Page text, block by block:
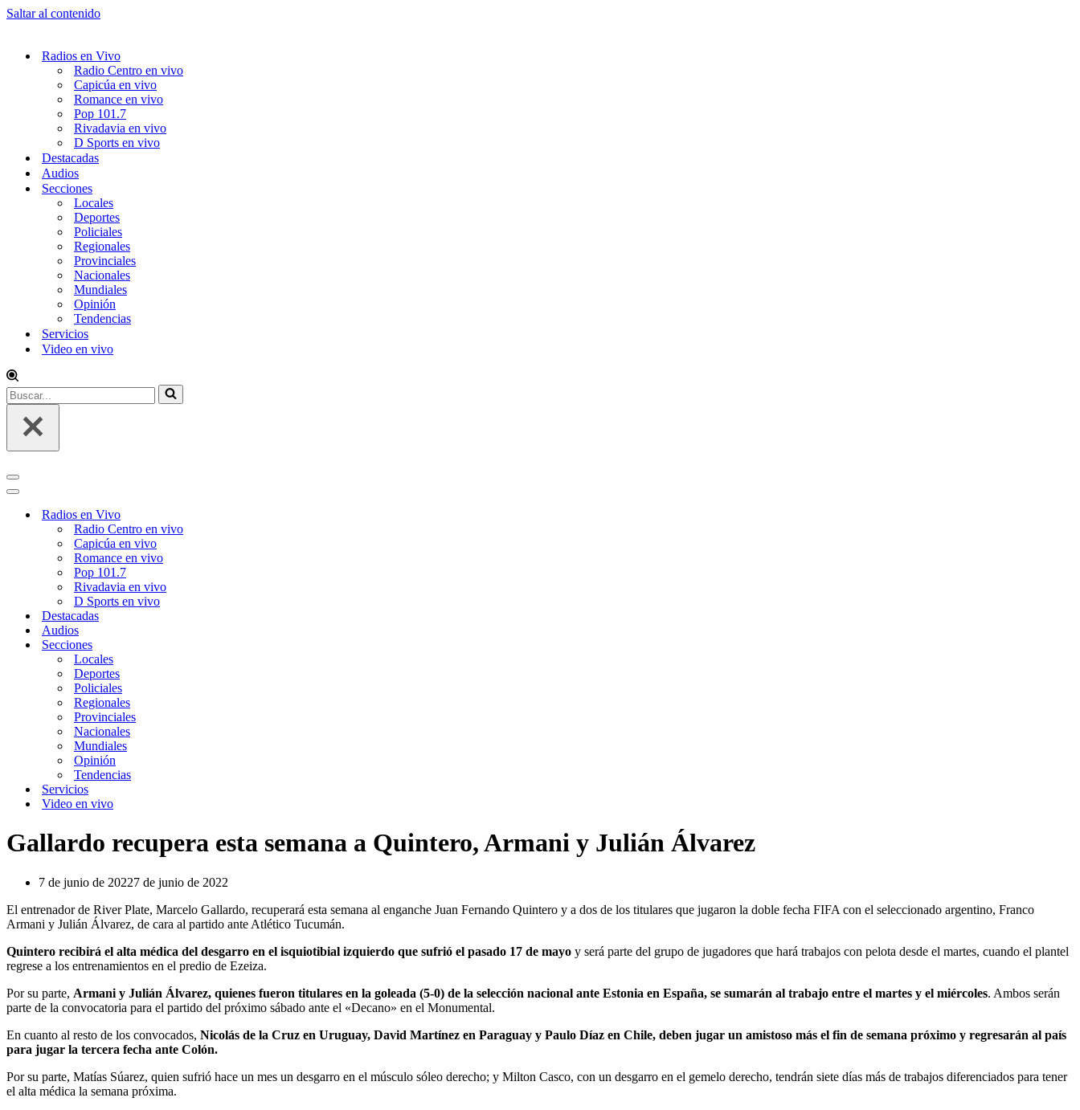
Saltar al contenido
Radios en Vivo
Radio Centro en vivo
Capicúa en vivo
Romance en vivo
Pop 101.7
Rivadavia en vivo
D Sports en vivo
Destacadas
Audios
Secciones
Locales
Deportes
Policiales
Regionales
Provinciales
Nacionales
Mundiales
Opinión
Tendencias
Servicios
Video en vivo
Buscar...
Menú
de
Menú
navegaciónRadios en Vivo
Radio Centro en vivo
Capicúa en vivo
Romance en vivo
Pop 101.7
Rivadavia en vivo
D Sports en vivo
Destacadas
Audios
Secciones
Locales
Deportes
Policiales
Regionales
Provinciales
Nacionales
Mundiales
Opinión
Tendencias
Servicios
Video en vivo
Gallardo recupera esta semana a Quintero, Armani y Julián Álvarez
7 de junio de 20227 de junio de 2022
El entrenador de River Plate, Marcelo Gallardo, recuperará esta semana al enganche Juan Fernando Quintero y a dos de los titulares que jugaron la doble fecha FIFA con el seleccionado argentino, Franco
Armani y Julián Álvarez, de cara al partido ante Atlético Tucumán.
Quintero recibirá el alta médica del desgarro en el isquiotibial izquierdo que sufrió el pasado 17 de mayo y será parte del grupo de jugadores que hará trabajos con pelota desde el martes, cuando el plantel
regrese a los entrenamientos en el predio de Ezeiza.
Por su parte, Armani y Julián Álvarez, quienes fueron titulares en la goleada (5-0) de la selección nacional ante Estonia en España, se sumarán al trabajo entre el martes y el miércoles. Ambos serán
parte de la convocatoria para el partido del próximo sábado ante el «Decano» en el Monumental.
En cuanto al resto de los convocados, Nicolás de la Cruz en Uruguay, David Martínez en Paraguay y Paulo Díaz en Chile, deben jugar un amistoso más el fin de semana próximo y regresarán al país
para jugar la tercera fecha ante Colón.
Por su parte, Matías Súarez, quien sufrió hace un mes un desgarro en el músculo sóleo derecho; y Milton Casco, con un desgarro en el gemelo derecho, tendrán siete días más de trabajos diferenciados para tener
el alta médica la semana próxima.